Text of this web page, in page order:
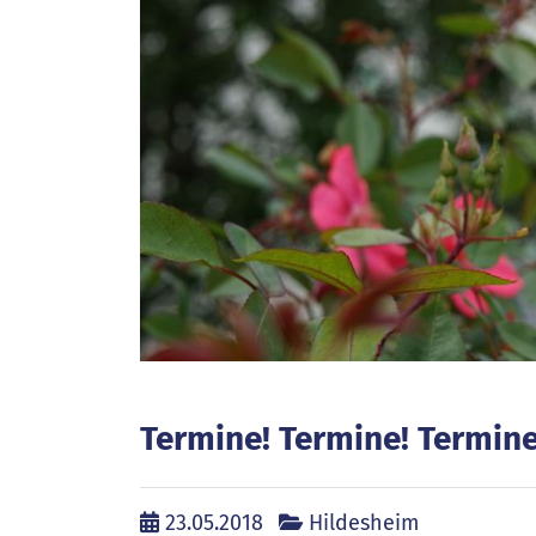
Termine! Termine!
23.05.2018 Hildesheim